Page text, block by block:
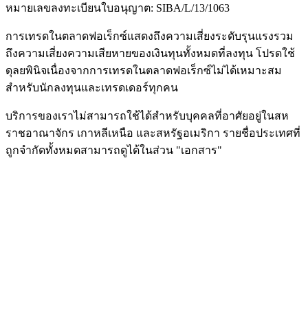
หมายเลขลงทะเบียนใบอนุญาต: SIBA/L/13/1063
การเทรดในตลาดฟอเร็กซ์แสดงถึงความเสี่ยงระดับรุนแรงรวม
ถึงความเสี่ยงความเสียหายของเงินทุนทั้งหมดที่ลงทุน โปรดใช้
ดุลยพินิจเนื่องจากการเทรดในตลาดฟอเร็กซ์ไม่ได้เหมาะสม
สำหรับนักลงทุนและเทรดเดอร์ทุกคน
บริการของเราไม่สามารถใช้ได้สำหรับบุคคลที่อาศัยอยู่ในสห
ราชอาณาจักร เกาหลีเหนือ และสหรัฐอเมริกา รายชื่อประเทศที่
ถูกจำกัดทั้งหมดสามารถดูได้ในส่วน "เอกสาร"